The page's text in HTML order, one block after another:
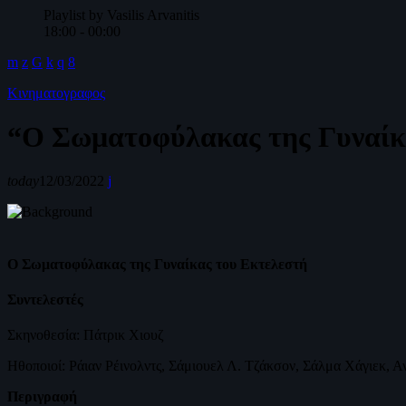
Playlist by Vasilis Arvanitis
18:00 - 00:00
Κινηματογραφος
“Ο Σωματοφύλακας της
today 12/03/2022
Ο Σωματοφύλακας της Γυναίκας του Εκτελεστή
Συντελεστές
Σκηνοθεσία: Πάτρικ Χιουζ
Ηθοποιοί: Ράιαν Ρέινολντς, Σάμιουελ Λ. Τζάκσον, Σάλμα Χάγιεκ,
Περιγραφή